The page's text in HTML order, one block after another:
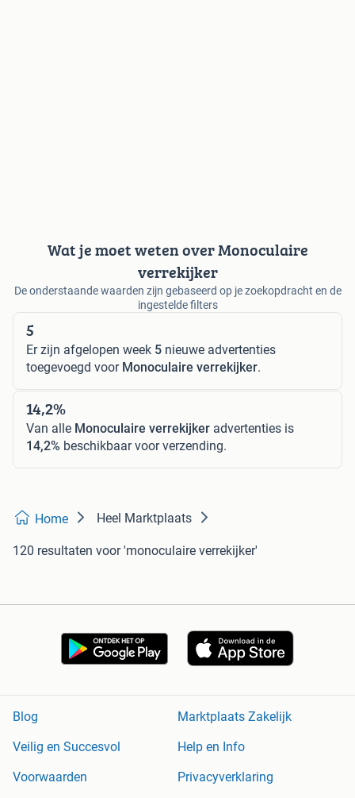
Wat je moet weten over Monoculaire
verrekijker
De onderstaande waarden zijn gebaseerd op je zoekopdracht en de
ingestelde filters
5
Er zijn afgelopen week 5 nieuwe advertenties
toegevoegd voor Monoculaire verrekijker.
14,2%
Van alle Monoculaire verrekijker advertenties is
14,2% beschikbaar voor verzending.
Home Heel Marktplaats
120 resultaten voor 'monoculaire verrekijker'
Blog
Marktplaats Zakelijk
Veilig en Succesvol
Help en Info
Voorwaarden
Privacyverklaring